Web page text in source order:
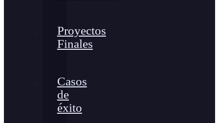
Proyectos
Finales
Casos
de
éxito